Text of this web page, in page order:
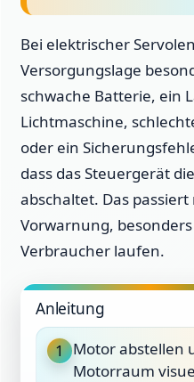
Bei elektrischer
Versorgungslage
schwache Batterie, ein
Lichtmaschine,
oder ein
dass das Steuergerät
abschaltet. Das
Vorwarnung,
Verbraucher laufen.
Anleitung
1 Motor abstellen
Motorraum